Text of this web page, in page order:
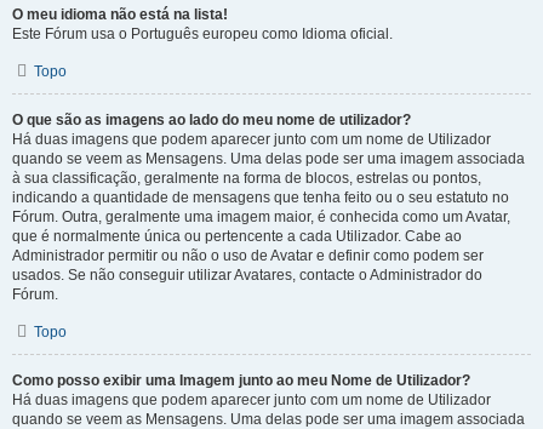
O meu idioma não está na lista!
Este Fórum usa o Português europeu como Idioma oficial.
Topo
O que são as imagens ao lado do meu nome de utilizador?
Há duas imagens que podem aparecer junto com um nome de Utilizador
quando se veem as Mensagens. Uma delas pode ser uma imagem associada
à sua classificação, geralmente na forma de blocos, estrelas ou pontos,
indicando a quantidade de mensagens que tenha feito ou o seu estatuto no
Fórum. Outra, geralmente uma imagem maior, é conhecida como um Avatar,
que é normalmente única ou pertencente a cada Utilizador. Cabe ao
Administrador permitir ou não o uso de Avatar e definir como podem ser
usados. Se não conseguir utilizar Avatares, contacte o Administrador do
Fórum.
Topo
Como posso exibir uma Imagem junto ao meu Nome de Utilizador?
Há duas imagens que podem aparecer junto com um nome de Utilizador
quando se veem as Mensagens. Uma delas pode ser uma imagem associada